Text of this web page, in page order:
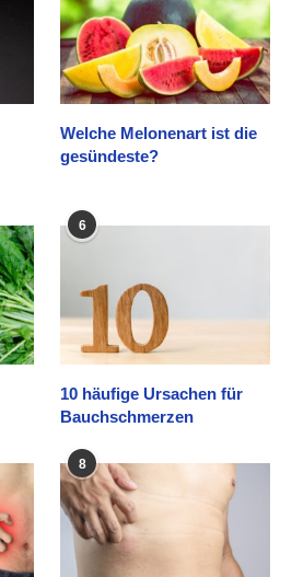
Welche Melonenart ist die
gesündeste?
6
10 häufige Ursachen für
Bauchschmerzen
8